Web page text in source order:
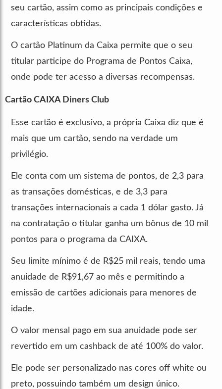
seu cartão, assim como as principais condições e
características obtidas.
O cartão Platinum da Caixa permite que o seu
titular participe do Programa de Pontos Caixa,
onde pode ter acesso a diversas recompensas.
Cartão CAIXA Diners Club
Esse cartão é exclusivo, a própria Caixa diz que é
mais que um cartão, sendo na verdade um
privilégio.
Ele conta com um sistema de pontos, de 2,3 para
as transações domésticas, e de 3,3 para
transações internacionais a cada 1 dólar gasto. Já
na contratação o titular ganha um bônus de 10 mil
pontos para o programa da CAIXA.
Seu limite mínimo é de R$25 mil reais, tendo uma
anuidade de R$91,67 ao mês e permitindo a
emissão de cartões adicionais para menores de
idade.
O valor mensal pago em sua anuidade pode ser
revertido em um cashback de até 100% do valor.
Ele pode ser personalizado nas cores off white ou
preto, possuindo também um design único.